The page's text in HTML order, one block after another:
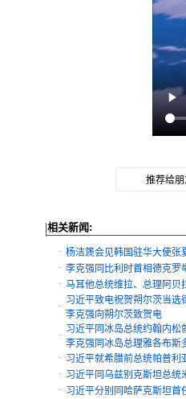
推荐给
相关新闻:
· 杨洁篪会见韩国驻华大使张
· 李克强同比利时首相德克罗
· 马耳他总统维拉、总理阿贝
·
习近平致电祝贺朔尔茨当选
李克强向朔尔茨致贺电
·
习近平同冰岛总统约翰内
李克强同冰岛总理雅各布斯
· 习近平就希腊前总统帕普利
· 习近平同乌兹别克斯坦总
· 习近平分别同哈萨克斯坦